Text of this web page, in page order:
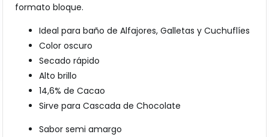
formato bloque.
Ideal para baño de Alfajores, Galletas y Cuchuflíes
Color oscuro
Secado rápido
Alto brillo
14,6% de Cacao
Sirve para Cascada de Chocolate
Sabor semi amargo